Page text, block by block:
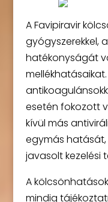
A Favipiravir
gyógyszerekkel,
hatékonyságát
esetén fokozott
kívül más
egymás
javasolt kezelési
A
mindig